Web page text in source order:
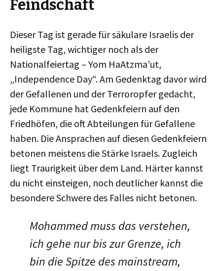
Feindschaft
Dieser Tag ist gerade für säkulare Israelis der
heiligste Tag, wichtiger noch als der
Nationalfeiertag – Yom HaAtzma’ut,
„Independence Day“. Am Gedenktag davor wird
der Gefallenen und der Terroropfer gedacht,
jede Kommune hat Gedenkfeiern auf den
Friedhöfen, die oft Abteilungen für Gefallene
haben. Die Ansprachen auf diesen Gedenkfeiern
betonen meistens die Stärke Israels. Zugleich
liegt Traurigkeit über dem Land. Härter kannst
du nicht einsteigen, noch deutlicher kannst die
besondere Schwere des Falles nicht betonen.
Mohammed muss das verstehen,
ich gehe nur bis zur Grenze, ich
bin die Spitze des mainstream,